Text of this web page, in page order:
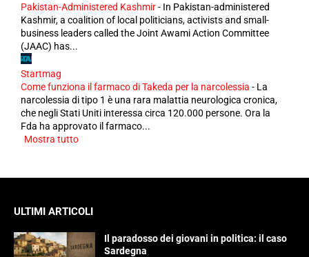
Pakistan-Administered Kashmir- In Pakistan-administered
Kashmir, a coalition of local politicians, activists and small-
business leaders called the Joint Awami Action Committee
(JAAC) has...
Startmag
Come funziona il farmaco di Takeda per la narcolessia - La
narcolessia di tipo 1 è una rara malattia neurologica cronica,
che negli Stati Uniti interessa circa 120.000 persone. Ora la
Fda ha approvato il farmaco...
Mostra tutto
ULTIMI ARTICOLI
Il paradosso dei giovani in politica: il caso
Sardegna